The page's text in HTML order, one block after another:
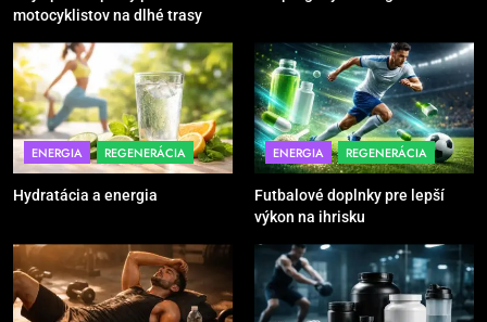
5
Ako vybrať basketbalovú loptu a
obuv správne
POMÔCKY VYBAVENIE
6
Ako kombinovať rôzne tréningové
pomôcky
POMÔCKY VYBAVENIE
motocyklistov na dlhé trasy
ENERGIA REGENERÁCIA
Hydratácia a energia
ENERGIA REGENERÁCIA
Futbalové doplnky pre lepší
výkon na ihrisku